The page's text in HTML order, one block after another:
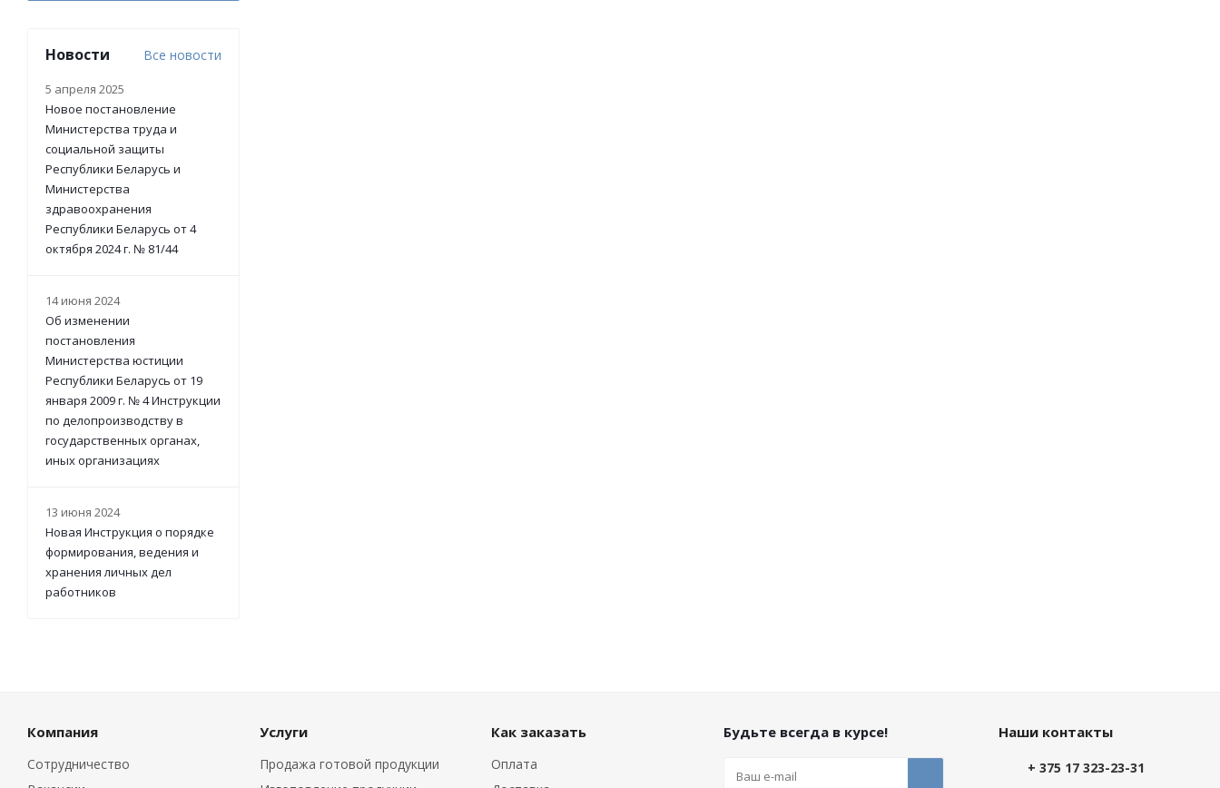
Новости Все новости
5 апреля 2025
Новое постановление
Министерства труда и
социальной защиты
Республики Беларусь и
Министерства
здравоохранения
Республики Беларусь от 4
октября 2024 г. № 81/44
14 июня 2024
Об изменении
постановления
Министерства юстиции
Республики Беларусь от 19
января 2009 г. № 4 Инструкции
по делопроизводству в
государственных органах,
иных организациях
13 июня 2024
Новая Инструкция о порядке
формирования, ведения и
хранения личных дел
работников
Компания
Сотрудничество
Услуги
Продажа готовой продукции
Как заказать
Оплата
Будьте всегда в курсе! Наши контакты
+ 375 17 323-23-31